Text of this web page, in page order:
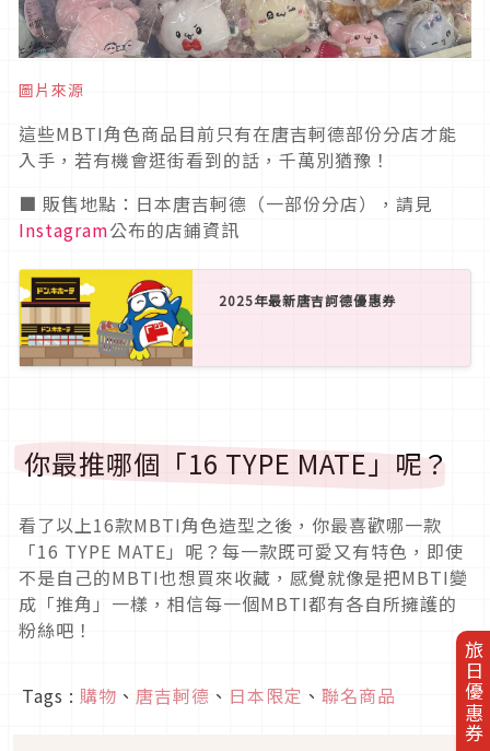
旅日優惠券
圖片來源
這些MBTI角色商品目前只有在唐吉軻德部份分店才能
入手，若有機會逛街看到的話，千萬別猶豫！
■ 販售地點：日本唐吉軻德（一部份分店），請見
Instagram公布的店鋪資訊
2025年最新唐吉訶德優惠券
你最推哪個「16 TYPE MATE」呢？
看了以上16款MBTI角色造型之後，你最喜歡哪一款
「16 TYPE MATE」呢？每一款既可愛又有特色，即使
不是自己的MBTI也想買來收藏，感覺就像是把MBTI變
成「推角」一樣，相信每一個MBTI都有各自所擁護的
粉絲吧！
Tags : 購物 、 唐吉軻德 、 日本限定 、 聯名商品